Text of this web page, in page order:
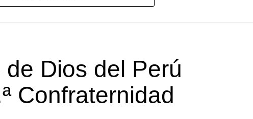
Dios del Perú
Confraternidad